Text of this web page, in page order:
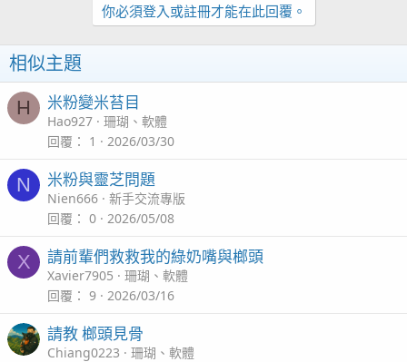
i
o
n
s
：
你必須登入或註冊才能在此回覆。
相似主題
H 米粉變米苔目
Hao927
珊瑚、軟體
回覆
1 2026/03/30
N 米粉與靈芝問題
Nien666
新手交流專版
回覆
0 2026/05/08
X 請前輩們救救我的綠奶嘴與榔頭
Xavier7905
珊瑚、軟體
回覆
9 2026/03/16
請教 榔頭見骨
Chiang0223
珊瑚、軟體